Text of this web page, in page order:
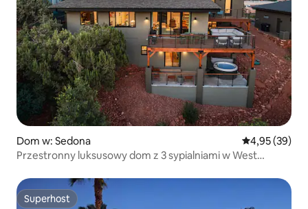
Dom w: Sedona Średnia
4,95 (39)
Przestronny luksusowy dom z 3 sypialniami w West
Superhost
Superhost